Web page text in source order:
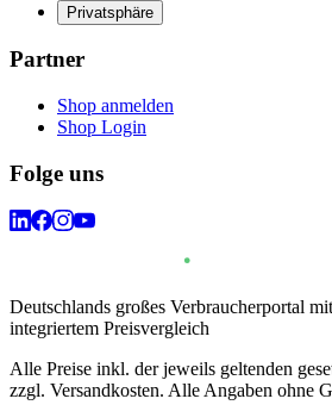
Privatsphäre
Partner
Shop anmelden
Shop Login
Folge uns
Deutschlands großes Verbraucherportal
integriertem Preisvergleich
Alle Preise inkl. der jeweils geltenden
zzgl. Versandkosten. Alle Angaben ohne